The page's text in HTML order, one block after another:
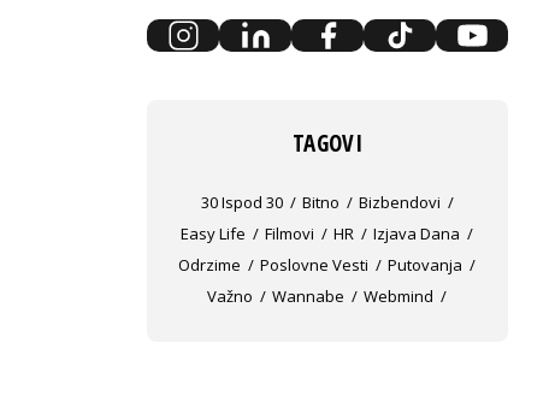
TAGOVI
30 Ispod 30 Bitno
Bizbendovi
Easy Life
Filmovi HR
Izjava Dana
Odrzime
Poslovne Vesti
Putovanja
Važno
Wannabe Webmind